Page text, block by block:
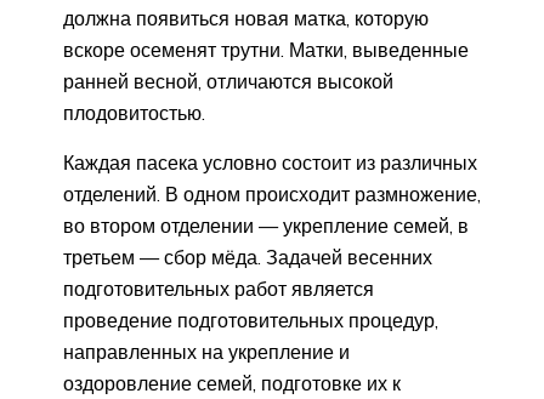
должна появиться новая матка, которую
вскоре осеменят трутни. Матки, выведенные
ранней весной, отличаются высокой
плодовитостью.
Каждая пасека условно состоит из различных
отделений. В одном происходит размножение,
во втором отделении — укрепление семей, в
третьем — сбор мёда. Задачей весенних
подготовительных работ является
проведение подготовительных процедур,
направленных на укрепление и
оздоровление семей, подготовке их к